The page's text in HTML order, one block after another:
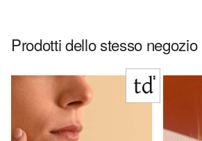
Prodotti dello stesso negozio